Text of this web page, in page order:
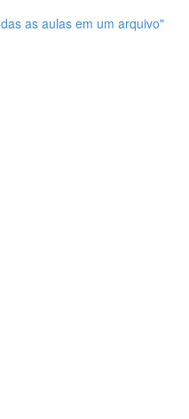
as aulas em um arquivo"